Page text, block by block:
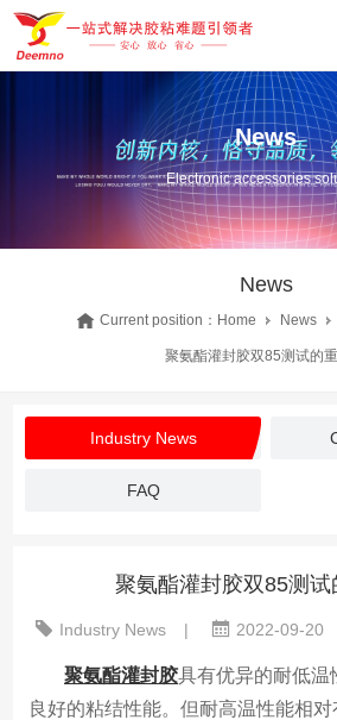
News
Electronic accessories
News
Current position： Home News
聚氨酯灌封胶双85测试的
Industry News
FAQ
聚氨酯灌封胶双85测试
Industry News | 2022-09-20
聚氨酯灌封胶具有优异的耐低温
良好的粘结性能。但耐高温性能相